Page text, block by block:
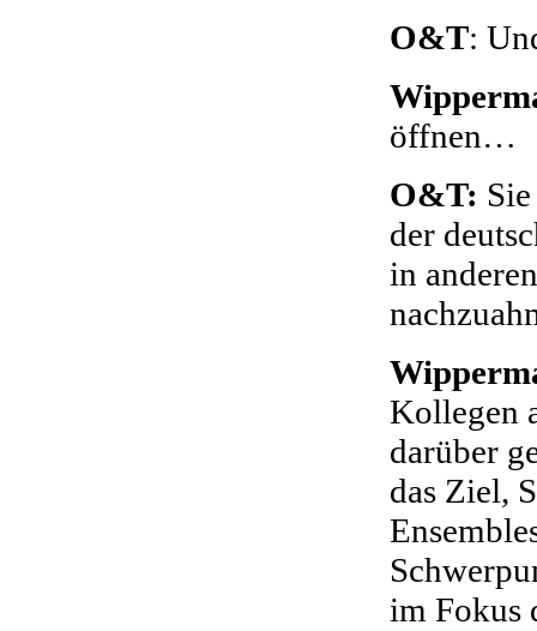
O&T:
öffnen…
O&T:
der
in
Kollegen
darüber
das Ziel,
im Fokus